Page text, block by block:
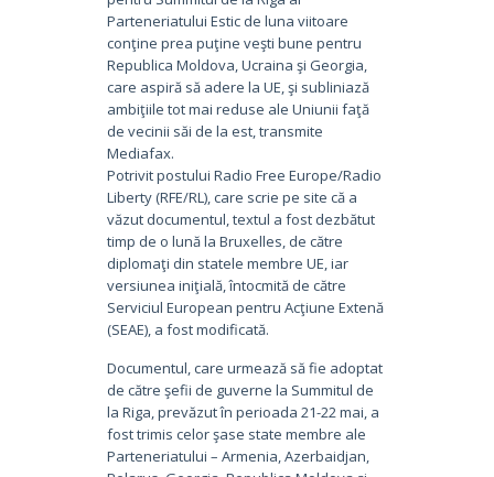
Parteneriatului Estic de luna viitoare
conţine prea puţine veşti bune pentru
Republica Moldova, Ucraina şi Georgia,
care aspiră să adere la UE, şi subliniază
ambiţiile tot mai reduse ale Uniunii faţă
de vecinii săi de la est, transmite
Mediafax.
Potrivit postului Radio Free Europe/Radio
Liberty (RFE/RL), care scrie pe site că a
văzut documentul, textul a fost dezbătut
timp de o lună la Bruxelles, de către
diplomaţi din statele membre UE, iar
versiunea iniţială, întocmită de către
Serviciul European pentru Acţiune Extenă
(SEAE), a fost modificată.
Documentul, care urmează să fie adoptat
de către şefii de guverne la Summitul de
la Riga, prevăzut în perioada 21-22 mai, a
fost trimis celor şase state membre ale
Parteneriatului – Armenia, Azerbaidjan,